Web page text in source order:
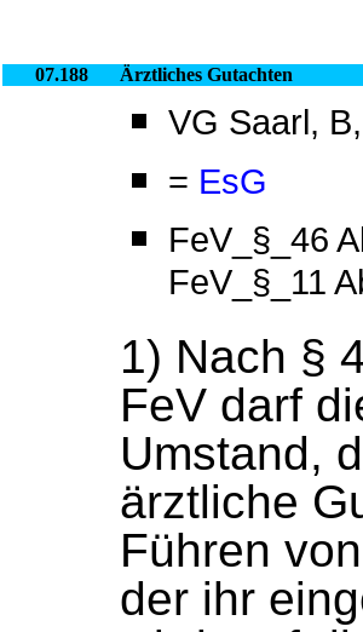
07.188 Ärztliches Gutachten
VG Saarl,
= EsG
FeV_§_46
FeV_§_11
1) Nach §
FeV darf
Umstand,
ärztliche
Führen
der ihr